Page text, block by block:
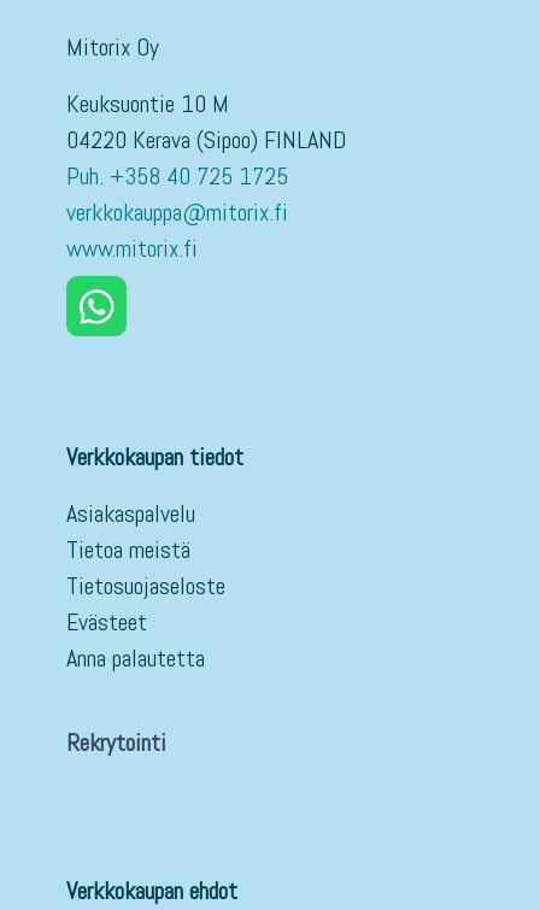
Mitorix Oy
Keuksuontie 10 M
04220 Kerava (Sipoo) FINLAND
Puh. +358 40 725 1725
verkkokauppa@mitorix.fi
www.mitorix.fi
Verkkokaupan tiedot
Asiakaspalvelu
Tietoa meistä
Tietosuojaseloste
Evästeet
Anna palautetta
Rekrytointi
Verkkokaupan ehdot